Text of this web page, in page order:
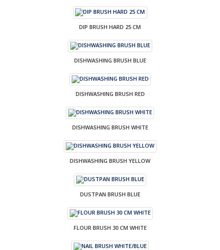
DIP BRUSH HARD 25 CM
DISHWASHING BRUSH BLUE
DISHWASHING BRUSH RED
DISHWASHING BRUSH WHITE
DISHWASHING BRUSH YELLOW
DUSTPAN BRUSH BLUE
FLOUR BRUSH 30 CM WHITE